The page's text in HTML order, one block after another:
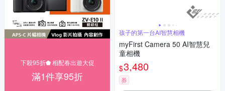
下殺95折⬟ 相配春出遊大促
滿1件享95折
孩子的第一台AI智慧相機
myFirst Camera 50 AI智慧兒
童相機
$3,480
券